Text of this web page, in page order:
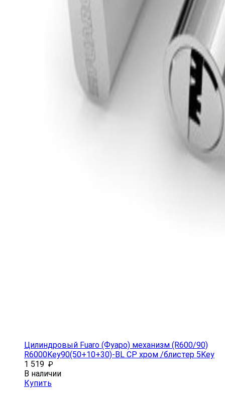
Цилиндровый Fuaro (Фуаро) механизм (R600/90)
R6000Key90(50+10+30)-BL CP хром /блистер 5Key
1 519 ₽
В наличии
Купить